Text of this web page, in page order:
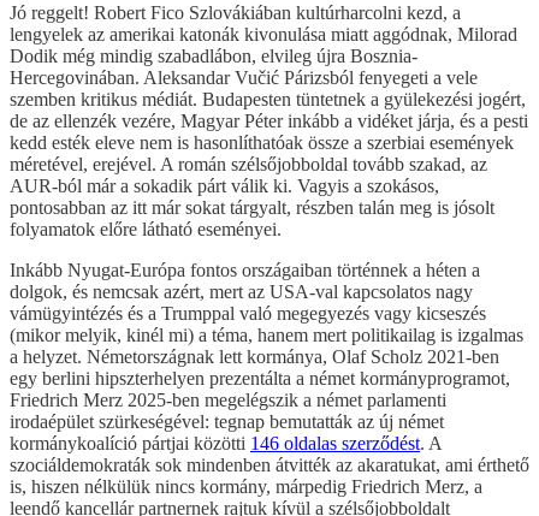
Jó reggelt! Robert Fico Szlovákiában kultúrharcolni kezd, a
lengyelek az amerikai katonák kivonulása miatt aggódnak, Milorad
Dodik még mindig szabadlábon, elvileg újra Bosznia-
Hercegovinában. Aleksandar Vučić Párizsból fenyegeti a vele
szemben kritikus médiát. Budapesten tüntetnek a gyülekezési jogért,
de az ellenzék vezére, Magyar Péter inkább a vidéket járja, és a pesti
kedd esték eleve nem is hasonlíthatóak össze a szerbiai események
méretével, erejével. A román szélsőjobboldal tovább szakad, az
AUR-ból már a sokadik párt válik ki. Vagyis a szokásos,
pontosabban az itt már sokat tárgyalt, részben talán meg is jósolt
folyamatok előre látható eseményei.
Inkább Nyugat-Európa fontos országaiban történnek a héten a
dolgok, és nemcsak azért, mert az USA-val kapcsolatos nagy
vámügyintézés és a Trumppal való megegyezés vagy kicseszés
(mikor melyik, kinél mi) a téma, hanem mert politikailag is izgalmas
a helyzet. Németországnak lett kormánya, Olaf Scholz 2021-ben
egy berlini hipszterhelyen prezentálta a német kormányprogramot,
Friedrich Merz 2025-ben megelégszik a német parlamenti
irodaépület szürkeségével: tegnap bemutatták az új német
kormánykoalíció pártjai közötti 146 oldalas szerződést. A
szociáldemokraták sok mindenben átvitték az akaratukat, ami érthető
is, hiszen nélkülük nincs kormány, márpedig Friedrich Merz, a
leendő kancellár partnernek rajtuk kívül a szélsőjobboldalt